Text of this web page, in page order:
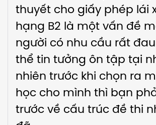
thuyết cho giấy phép lái
hạng B2 là một vấn đề
người có nhu cầu rất
thể tin tưởng ôn tập tại
nhiên trước khi chọn ra
học cho mình thì bạn
trước về cấu trúc đề thi